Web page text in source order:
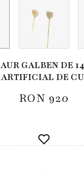
GALBEN DE
DE
RON 920